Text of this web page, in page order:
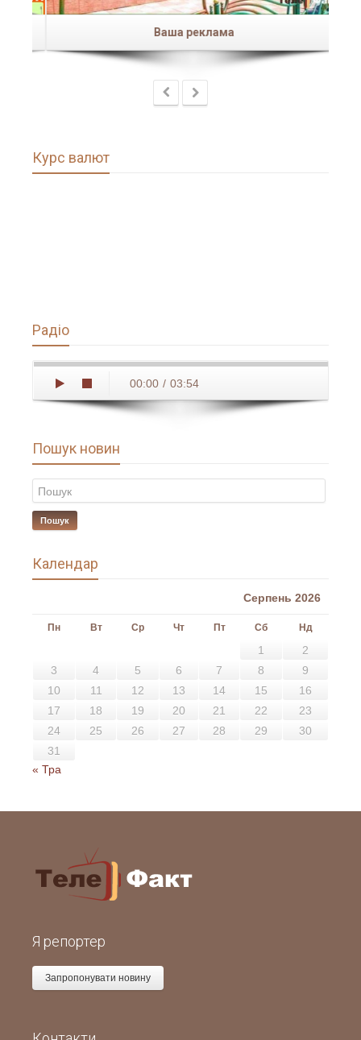
Ваша реклама
Курс валют
Радіо
00:00 / 03:54
Пошук новин
Пошук
Календар
Серпень 2026
Пн Вт Ср Чт Пт Сб Нд
1
2
3
4 5 6 7 8
9
10
11 12 13 14 15
16
17
18 19 20 21 22
23
24
25 26 27 28 29
30
31
« Тра
Я репортер
Запропонувати новину